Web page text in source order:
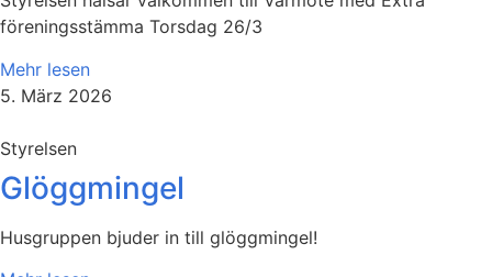
föreningsstämma Torsdag 26/3
Mehr lesen
5. März 2026
Styrelsen
Glöggmingel
Husgruppen bjuder in till glöggmingel!